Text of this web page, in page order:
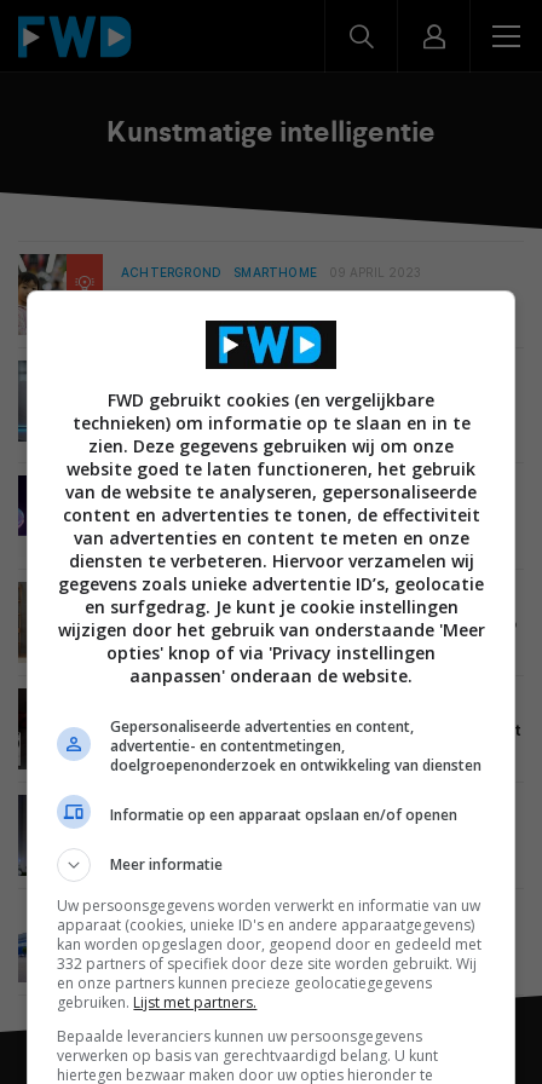
Kunstmatige intelligentie
ACHTERGROND SMARTHOME 09 APRIL 2023
Wat kan kunstmatige intelligentie betekenen
24 SEPTEMBER 2020
Amazon kondigt vierde generatie Echo met rond
ontwerp aan
SMARTHOME 15 MEI 2020
Ezviz C3X: beveiligingscamera met twee lenzen
ziet goed in het donker
SMARTHOME 03 SEPTEMBER 2019
Slimme LG-wasmachine kiest wasprogramma op
basis van inhoud
LG’s proactieve intelligentie helpt problemen met
apparaten voorkomen
SMARTHOME 01 JULI 2019
kunstmatige intelligentie
SMARTHOME 03 MEI 2017
Kunstmatige intelligentie in meubels? IKEA wil
het wel
FWD gebruikt cookies (en vergelijkbare
technieken) om informatie op te slaan en in te
zien. Deze gegevens gebruiken wij om onze
website goed te laten functioneren, het gebruik
van de website te analyseren, gepersonaliseerde
content en advertenties te tonen, de effectiviteit
van advertenties en content te meten en onze
diensten te verbeteren. Hiervoor verzamelen wij
gegevens zoals unieke advertentie ID’s, geolocatie
en surfgedrag. Je kunt je cookie instellingen
wijzigen door het gebruik van onderstaande 'Meer
opties' knop of via 'Privacy instellingen
aanpassen' onderaan de website.
Gepersonaliseerde advertenties en content,
advertentie- en contentmetingen,
doelgroepenonderzoek en ontwikkeling van diensten
Informatie op een apparaat opslaan en/of openen
Meer informatie
Uw persoonsgegevens worden verwerkt en informatie van uw
apparaat (cookies, unieke ID's en andere apparaatgegevens)
kan worden opgeslagen door, geopend door en gedeeld met
332 partners of specifiek door deze site worden gebruikt. Wij
en onze partners kunnen precieze geolocatiegegevens
gebruiken. Lijst met partners.
Bepaalde leveranciers kunnen uw persoonsgegevens
verwerken op basis van gerechtvaardigd belang. U kunt
hiertegen bezwaar maken door uw opties hieronder te